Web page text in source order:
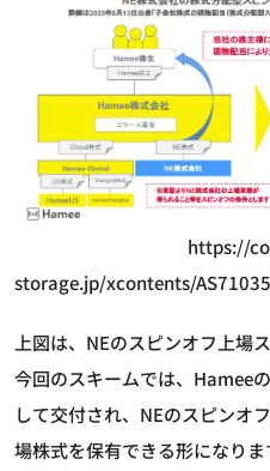
https://
storage.jp/xcontents/
上図は、NEのスピンオフ上場
今回のスキームでは、Hamee
して交付され、NEのスピンオ
場株式を保有できる形になりま